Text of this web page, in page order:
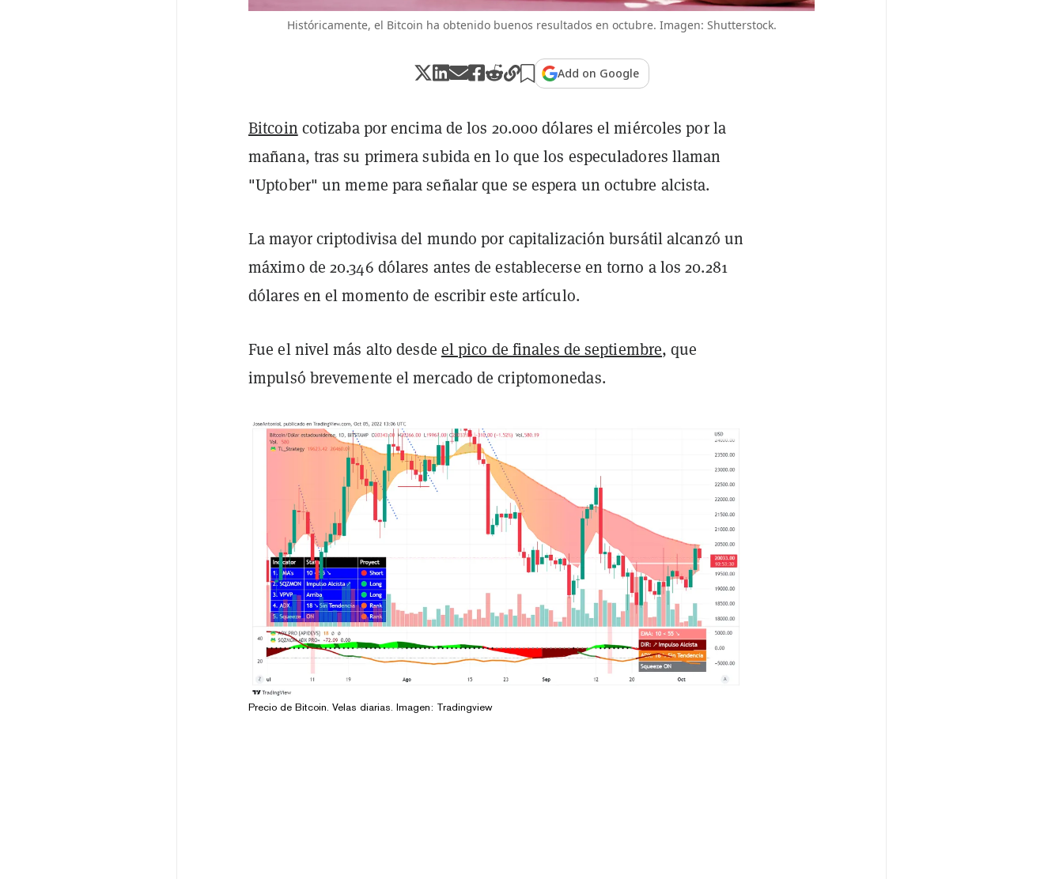
Históricamente, el Bitcoin ha obtenido buenos resultados en octubre. Imagen: Shutterstock.
Add on Google
Bitcoin cotizaba por encima de los 20.000 dólares el miércoles por la
mañana, tras su primera subida en lo que los especuladores llaman
"Uptober" un meme para señalar que se espera un octubre alcista.
La mayor criptodivisa del mundo por capitalización bursátil alcanzó un
máximo de 20.346 dólares antes de establecerse en torno a los 20.281
dólares en el momento de escribir este artículo.
Fue el nivel más alto desde el pico de finales de septiembre, que
impulsó brevemente el mercado de criptomonedas.
Precio de Bitcoin. Velas diarias. Imagen: Tradingview